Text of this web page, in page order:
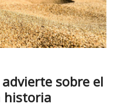
sobre el
historia